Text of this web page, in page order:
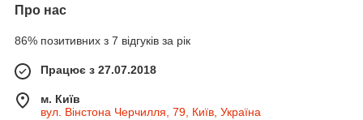
Про нас
86% позитивних з 7 відгуків за рік
Працює з 27.07.2018
м. Київ
вул. Вінстона Черчилля, 79, Київ, Україна